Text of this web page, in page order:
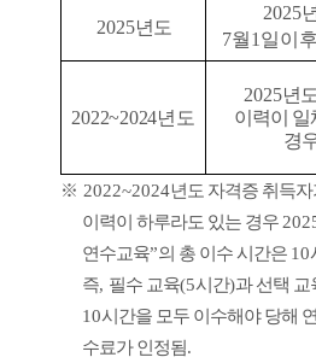
2025년도
2025
7월1일이
2022~2024년도
2025년도
이력이 일
경
※ 2022~2024년도 자격증 취득
이력이 하루라도 있는 경우
연수교육”의 총 이수 시간은 10
즉, 필수 교육(5시간)과 선택 교
10시간을 모두 이수해야 당해
수료가 인정됨.